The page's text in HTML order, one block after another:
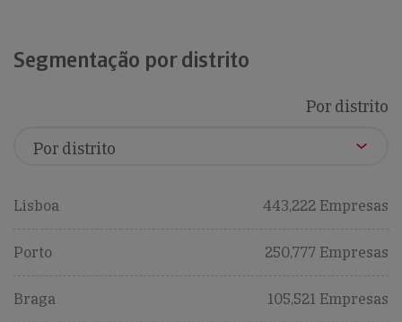
Segmentação por distrito
Por distrito
Lisboa 443,222 Empresas
Porto 250,777 Empresas
Braga 105,521 Empresas